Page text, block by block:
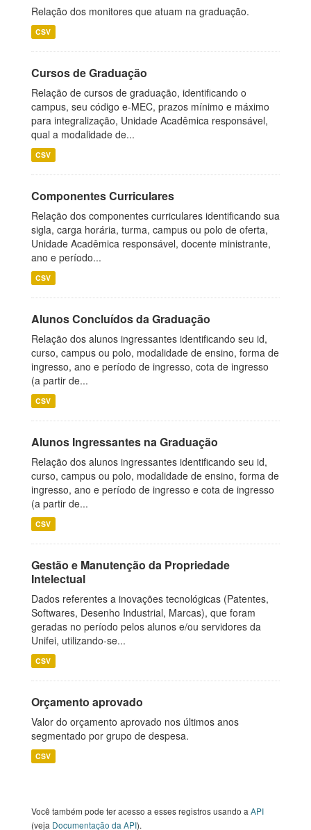
Relação dos monitores que atuam na graduação.
CSV
Cursos de Graduação
Relação de cursos de graduação, identificando o
campus, seu código e-MEC, prazos mínimo e máximo
para integralização, Unidade Acadêmica responsável,
qual a modalidade de...
CSV
Componentes Curriculares
Relação dos componentes curriculares identificando sua
sigla, carga horária, turma, campus ou polo de oferta,
Unidade Acadêmica responsável, docente ministrante,
ano e período...
CSV
Alunos Concluídos da Graduação
Relação dos alunos ingressantes identificando seu id,
curso, campus ou polo, modalidade de ensino, forma de
ingresso, ano e período de ingresso, cota de ingresso
(a partir de...
CSV
Alunos Ingressantes na Graduação
Relação dos alunos ingressantes identificando seu id,
curso, campus ou polo, modalidade de ensino, forma de
ingresso, ano e período de ingresso e cota de ingresso
(a partir de...
CSV
Gestão e Manutenção da Propriedade
Intelectual
Dados referentes a inovações tecnológicas (Patentes,
Softwares, Desenho Industrial, Marcas), que foram
geradas no período pelos alunos e/ou servidores da
Unifei, utilizando-se...
CSV
Orçamento aprovado
Valor do orçamento aprovado nos últimos anos
segmentado por grupo de despesa.
CSV
Você também pode ter acesso a esses registros usando a API
(veja Documentação da API).